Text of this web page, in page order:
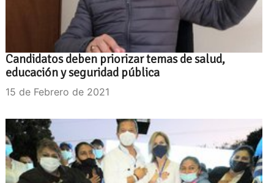
Candidatos deben priorizar temas de salud,
educación y seguridad pública
15 de Febrero de 2021